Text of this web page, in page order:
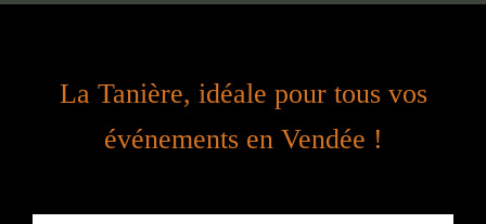
La Tanière, idéale pour tous vos
événements en Vendée !